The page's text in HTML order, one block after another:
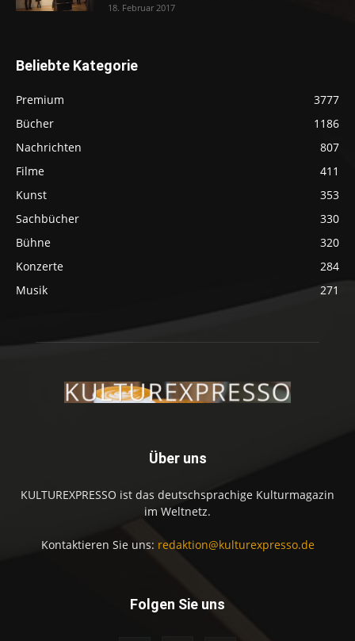
18. Februar 2017
Beliebte Kategorie
Premium
3777
Bücher
1186
Nachrichten
807
Filme
411
Kunst
353
Sachbücher
330
Bühne
320
Konzerte
284
Musik
271
Über uns
KULTUREXPRESSO ist das deutschsprachige Kulturmagazin
im Weltnetz.
Kontaktieren Sie uns: redaktion@kulturexpresso.de
Folgen Sie uns